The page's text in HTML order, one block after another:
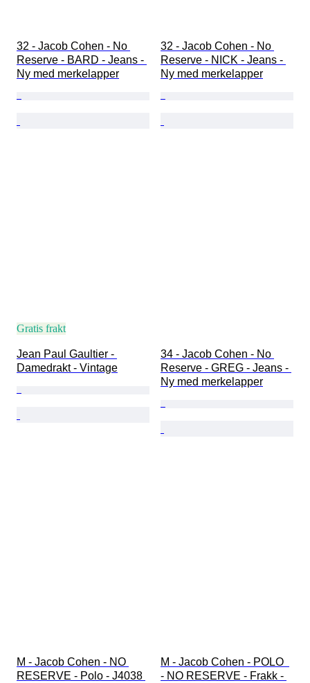
32 - Jacob Cohen - No
Reserve - BARD - Jeans -
Ny med merkelapper
32 - Jacob Cohen - No
Reserve - NICK - Jeans -
Ny med merkelapper
Gratis frakt
Jean Paul Gaultier -
Damedrakt - Vintage
34 - Jacob Cohen - No
Reserve - GREG - Jeans -
Ny med merkelapper
M - Jacob Cohen - NO
RESERVE - Polo - J4038
M - Jacob Cohen - POLO
- NO RESERVE - Frakk -